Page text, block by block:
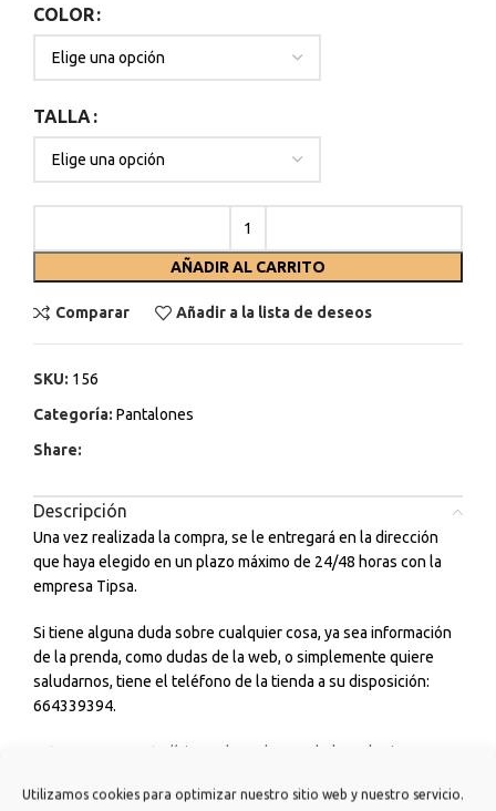
Utilizamos cookies para optimizar nuestro sitio web y nuestro servicio.
COLOR
TALLA
AÑADIR AL CARRITO
Comparar Añadir a la lista de deseos
SKU: 156
Categoría: Pantalones
Share:
Descripción
Una vez realizada la compra, se le entregará en la dirección
que haya elegido en un plazo máximo de 24/48 horas con la
empresa Tipsa.
Si tiene alguna duda sobre cualquier cosa, ya sea información
de la prenda, como dudas de la web, o simplemente quiere
saludarnos, tiene el teléfono de la tienda a su disposición:
664339394.
Estaremos encantadísimos de poder ayudarle a elegir sus
con amigos o incluso para cualquier ceremonia o evento que